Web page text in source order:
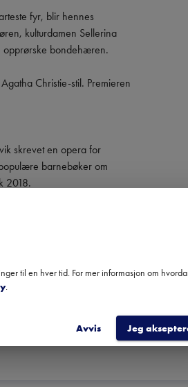
fyr, blir hennes
kulturdamen Sellerina
opprørske bondehæren.
Christie-stil. Premieren
skrevet en opera for
barnebøker om
2018.
til en hver tid. For mer informasjon om
.
Avvis Jeg